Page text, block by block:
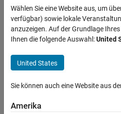
Kategorie
Database Toolbox
Get Started with MATLAB Report
Generator
MATLAB Report Generator Task
Examples
How useful was
Wählen Sie eine Website aus, um
verfügbar) sowie lokale
anzuzeigen. Auf der Grundlage
Ihnen die folgende Auswahl:United
United States
Sie können auch eine Website aus
Amerika